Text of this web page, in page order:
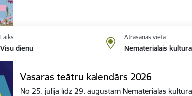
Laiks
Visu dienu
Atrašanās vieta
Nemateriālais
Vasaras teātru kalendārs 2026
No 25. jūlija līdz 29. augustam Nemateriālās